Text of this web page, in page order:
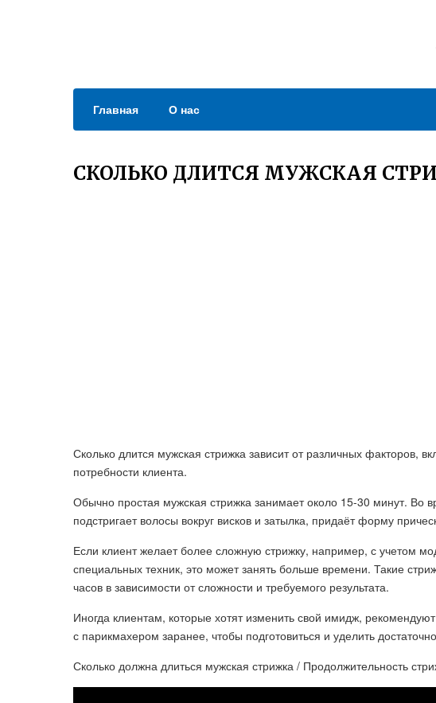
Главная О нас
СКОЛЬКО ДЛИТСЯ МУЖСКАЯ
Сколько длится мужская стрижка зависит от различных факторов,
потребности клиента.
Обычно простая мужская стрижка занимает около 15-30 минут. Во
подстригает волосы вокруг висков и затылка, придаёт форму
Если клиент желает более сложную стрижку, например, с учетом
специальных техник, это может занять больше времени. Такие
часов в зависимости от сложности и требуемого результата.
Иногда клиентам, которые хотят изменить свой имидж,
с парикмахером заранее, чтобы подготовиться и уделить
Сколько должна длиться мужская стрижка / Продолжительность